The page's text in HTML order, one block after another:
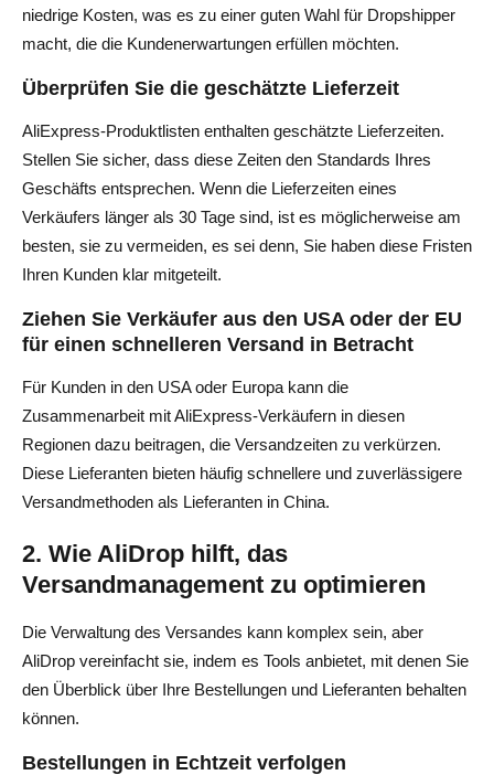
niedrige Kosten, was es zu einer guten Wahl für Dropshipper
macht, die die Kundenerwartungen erfüllen möchten.
Überprüfen Sie die geschätzte Lieferzeit
AliExpress-Produktlisten enthalten geschätzte Lieferzeiten.
Stellen Sie sicher, dass diese Zeiten den Standards Ihres
Geschäfts entsprechen. Wenn die Lieferzeiten eines
Verkäufers länger als 30 Tage sind, ist es möglicherweise am
besten, sie zu vermeiden, es sei denn, Sie haben diese Fristen
Ihren Kunden klar mitgeteilt.
Ziehen Sie Verkäufer aus den USA oder der EU
für einen schnelleren Versand in Betracht
Für Kunden in den USA oder Europa kann die
Zusammenarbeit mit AliExpress-Verkäufern in diesen
Regionen dazu beitragen, die Versandzeiten zu verkürzen.
Diese Lieferanten bieten häufig schnellere und zuverlässigere
Versandmethoden als Lieferanten in China.
2. Wie AliDrop hilft, das
Versandmanagement zu optimieren
Die Verwaltung des Versandes kann komplex sein, aber
AliDrop vereinfacht sie, indem es Tools anbietet, mit denen Sie
den Überblick über Ihre Bestellungen und Lieferanten behalten
können.
Bestellungen in Echtzeit verfolgen